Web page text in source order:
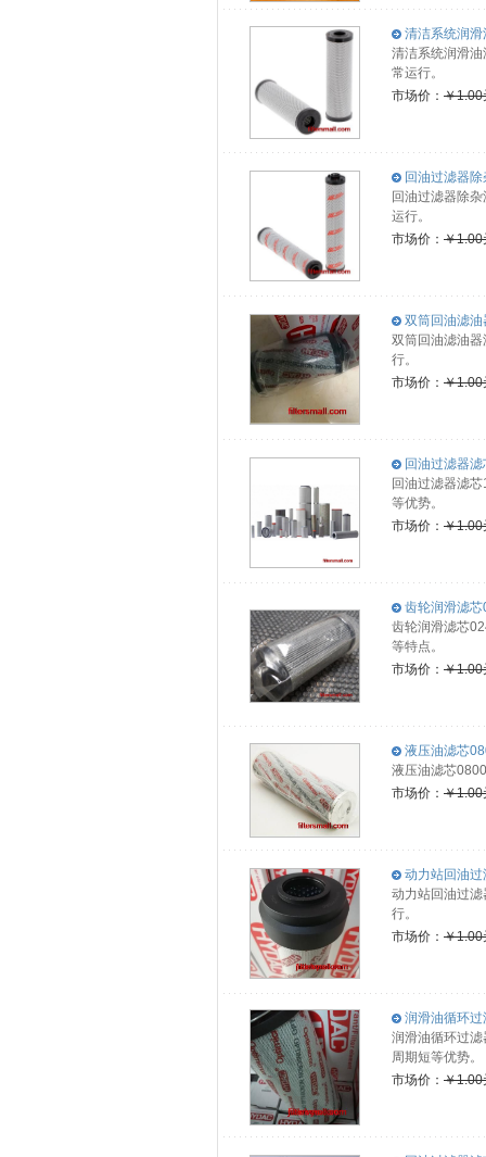
清洁系统润
清洁系统润滑
常运行。
市场价： ￥1.00
回油过滤器
回油过滤器除
运行。
市场价： ￥1.00
双筒回油滤
双筒回油滤油
行。
市场价： ￥1.00
回油过滤器
回油过滤器滤
等优势。
市场价： ￥1.00
齿轮润滑滤
齿轮润滑滤芯
等特点。
市场价： ￥1.00
液压油滤芯
液压油滤芯
市场价： ￥1.00
动力站回油
动力站回油过
行。
市场价： ￥1.00
润滑油循环
润滑油循环过
周期短等优势。
市场价： ￥1.00